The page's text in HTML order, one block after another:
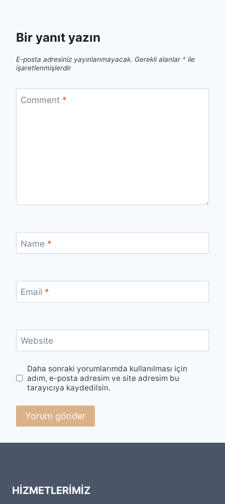
Bir yanıt yazın
E-posta adresiniz yayınlanmayacak. Gerekli alanlar * ile
işaretlenmişlerdir
Comment *
Name *
Email *
Website
Daha sonraki yorumlarımda kullanılması için
adım, e-posta adresim ve site adresim bu
tarayıcıya kaydedilsin.
HIZMETLERIMIZ